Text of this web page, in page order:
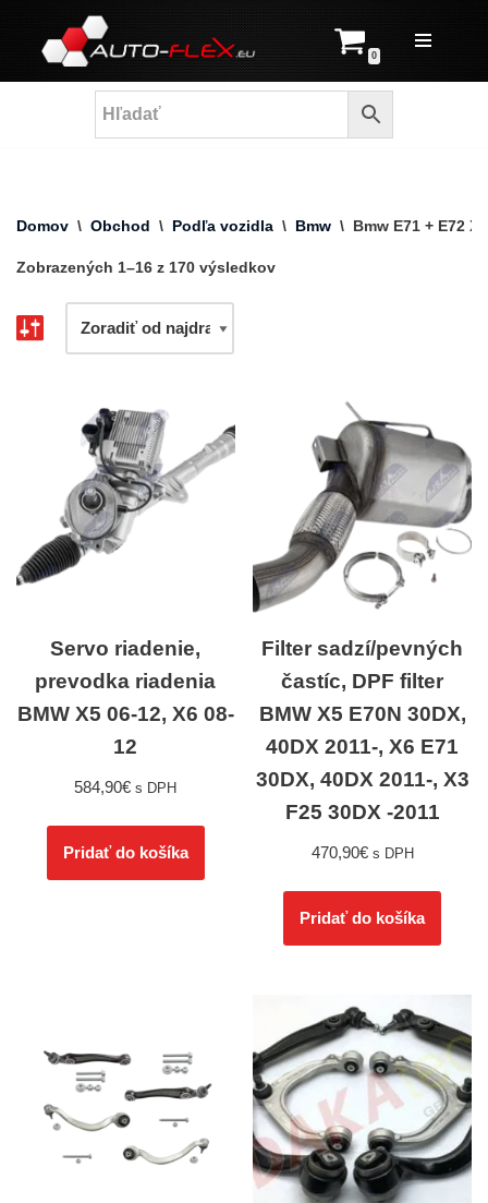
Prejsť
na
0
Domov \ Obchod \ Podľa vozidla \ Bmw \ Bmw E71 + E72 X6
Zobrazených 1–16 z 170 výsledkov
Servo riadenie,
prevodka riadenia
BMW X5 06-12, X6 08-
12
584,90€ s DPH
Pridať do košíka
Filter sadzí/pevných
častíc, DPF filter
BMW X5 E70N 30DX,
40DX 2011-, X6 E71
30DX, 40DX 2011-, X3
F25 30DX -2011
470,90€ s DPH
Pridať do košíka